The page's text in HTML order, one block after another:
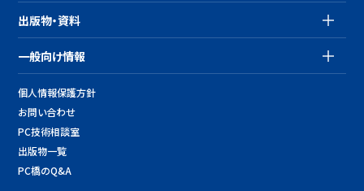
出版物・資料
一般向け情報
個人情報保護方針
お問い合わせ
PC技術相談室
出版物一覧
PC橋のQ&A